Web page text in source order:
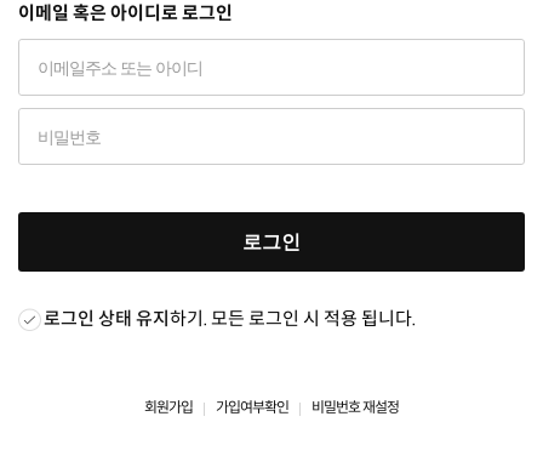
이메일 혹은 아이디로 로그인
로그인
로그인 상태 유지하기. 모든 로그인 시 적용 됩니다.
회원가입 가입여부확인 비밀번호 재설정